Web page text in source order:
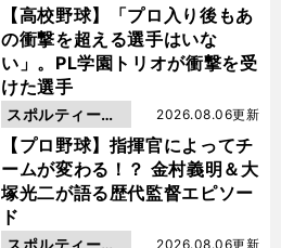
【高校野球】「プロ入り後もあ
の衝撃を超える選手はいな
い」。PL学園トリオが衝撃を受
けた選手
動画
【プロ野球】指揮官によってチ
ームが変わる！？ 金村義明＆大
塚光二が語る歴代監督エピソー
ド
2026.08.06更新
スポルティーバ
動画
2026.08.06更新
スポルティーバ